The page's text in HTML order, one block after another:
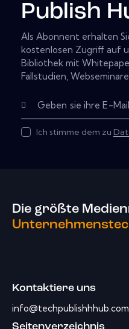
Publish
Als Abonnent erhalten
kostenlosen Zugriff auf
Bibliothek mit
Fallstudien,
Ich stimme dem zu
Die größte
Kontaktiere uns
info@techpublishhhub.com
Seitenverzeichnis